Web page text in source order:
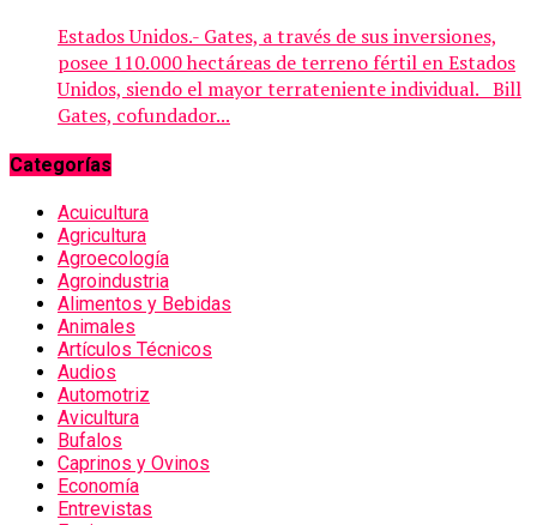
Estados Unidos.- Gates, a través de sus inversiones,
posee 110.000 hectáreas de terreno fértil en Estados
Unidos, siendo el mayor terrateniente individual. Bill
Gates, cofundador...
Categorías
Acuicultura
Agricultura
Agroecología
Agroindustria
Alimentos y Bebidas
Animales
Artículos Técnicos
Audios
Automotriz
Avicultura
Bufalos
Caprinos y Ovinos
Economía
Entrevistas